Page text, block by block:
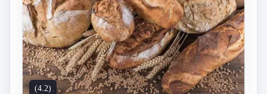
(4.2)